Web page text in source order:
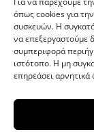
όπως cookies για
συσκευών. Η
να επεξεργαστούμε
συμπεριφορά
ιστότοπο. Η μη
επηρεάσει αρνητικά
G-point.gr